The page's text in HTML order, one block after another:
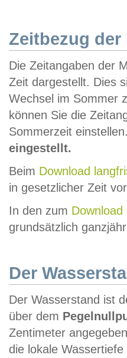
Zeitbezug der
Die Zeitangaben der
Zeit dargestellt. Dies
Wechsel im Sommer
können Sie die
Sommerzeit
eingestellt.
Beim Download
in gesetzlicher Zeit
In den zum Download
grundsätzlich
Der
Der Wasserstand ist
über dem
Zentimeter
die lokale